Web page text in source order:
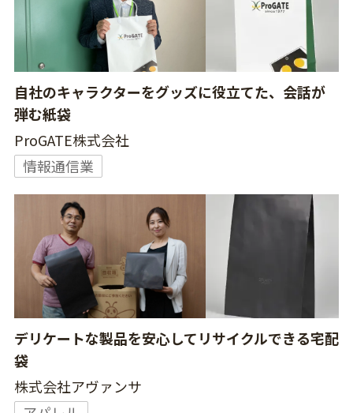
自社のキャラクターをグッズに役立てた、会話が
弾む紙袋
ProGATE株式会社
情報通信業
デリケートな製品を安心してリサイクルできる宅配
袋
株式会社アヴァンサ